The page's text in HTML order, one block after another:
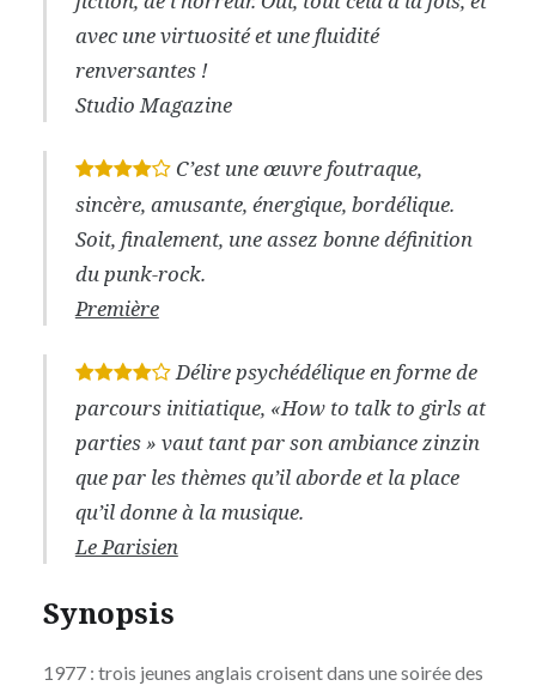
avec une virtuosité et une fluidité
renversantes !
Studio Magazine
* * * * C’est une œuvre foutraque,
sincère, amusante, énergique, bordélique.
Soit, finalement, une assez bonne définition
du punk-rock.
Première
* * * * Délire psychédélique en forme de
parcours initiatique, «How to talk to girls at
parties » vaut tant par son ambiance zinzin
que par les thèmes qu’il aborde et la place
qu’il donne à la musique.
Le Parisien
Synopsis
1977 : trois jeunes anglais croisent dans une soirée des